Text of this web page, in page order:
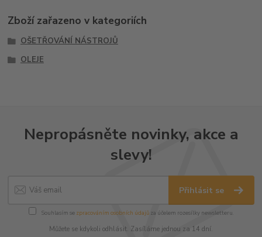
Zboží zařazeno v kategoriích
OŠETŘOVÁNÍ NÁSTROJŮ
OLEJE
Nepropásněte novinky, akce a
slevy!
Přihlásit se
Souhlasím se zpracováním osobních údajůza účelem rozesílky newsletteru.
Můžete se kdykoli odhlásit. Zasíláme jednou za 14 dní.